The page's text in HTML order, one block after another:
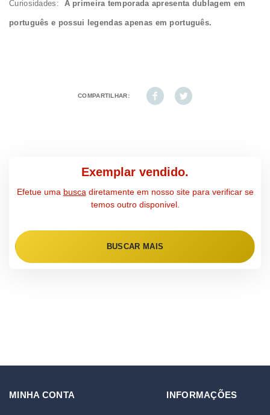
Curiosidades: A primeira temporada apresenta dublagem em
português e possui legendas apenas em português.
COMPARTILHAR:
Exemplar vendido.
Efetue uma buscadiretamente em nosso site para verificar se
temos outro disponivel.
BUSCAR MAIS
MINHA CONTA INFORMAÇÕES